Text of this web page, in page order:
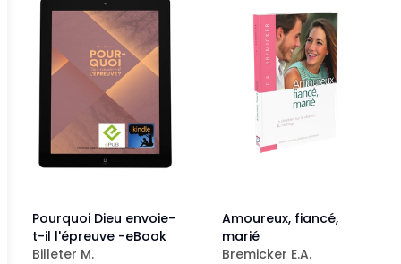
Pourquoi Dieu envoie-
t-il l'épreuve -eBook
Billeter M.
Amoureux, fiancé,
marié
Bremicker E.A.